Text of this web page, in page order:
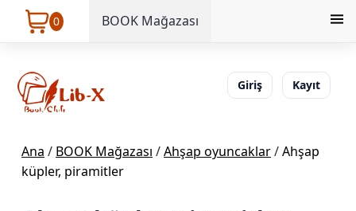
0 BOOK Mağazası
Giriş Kayıt
Ana / BOOK Mağazası /Ahşap oyuncaklar/Ahşap
küpler, piramitler